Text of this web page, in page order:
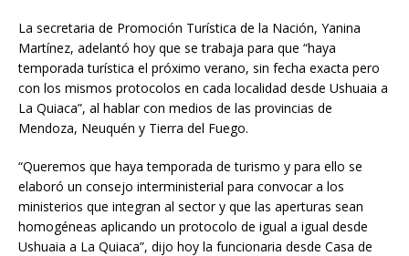
La secretaria de Promoción Turística de la Nación, Yanina
Martínez, adelantó hoy que se trabaja para que “haya
temporada turística el próximo verano, sin fecha exacta pero
con los mismos protocolos en cada localidad desde Ushuaia a
La Quiaca”, al hablar con medios de las provincias de
Mendoza, Neuquén y Tierra del Fuego.
“Queremos que haya temporada de turismo y para ello se
elaboró un consejo interministerial para convocar a los
ministerios que integran al sector y que las aperturas sean
homogéneas aplicando un protocolo de igual a igual desde
Ushuaia a La Quiaca”, dijo hoy la funcionaria desde Casa de